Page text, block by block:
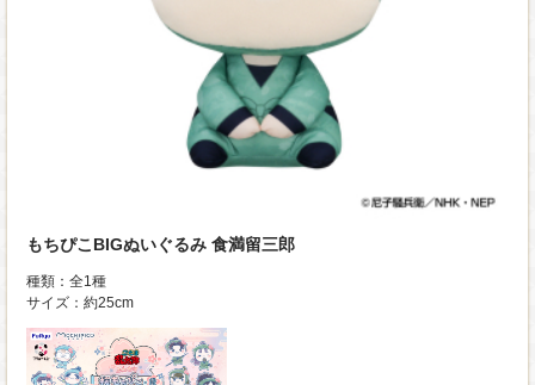
もちぴこBIGぬいぐるみ 食満留三郎
種類：全1種
サイズ：約25cm